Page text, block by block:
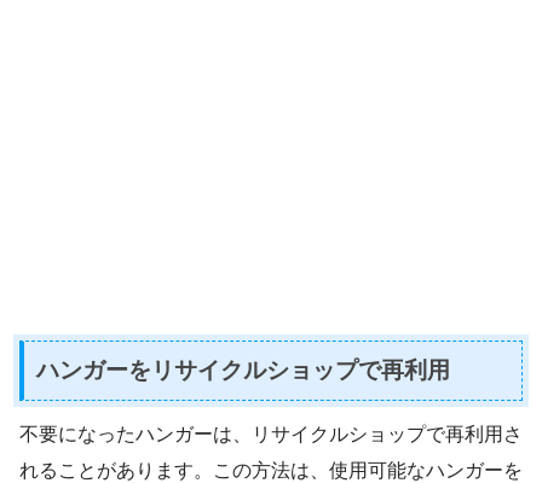
ハンガーをリサイクルショップで再利用
不要になったハンガーは、リサイクルショップで再利用さ
れることがあります。この方法は、使用可能なハンガーを